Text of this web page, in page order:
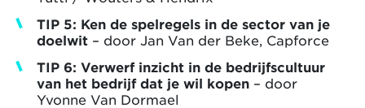
TIP 5: Ken de spelregels in de sector van je
doelwit – door Jan Van der Beke, Capforce
TIP 6: Verwerf inzicht in de bedrijfscultuur
van het bedrijf dat je wil kopen – door
Yvonne Van Dormael